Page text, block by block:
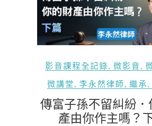
影音課程全記錄 微影音
微講堂
李永然律師 繼承
傳富子孫不留糾紛．
產由你作主嗎？